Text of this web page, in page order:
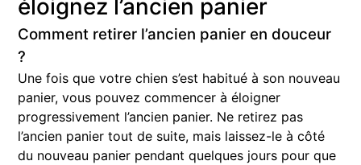
éloignez l’ancien panier
Comment retirer l’ancien panier en douceur
?
Une fois que votre chien s’est habitué à son nouveau
panier, vous pouvez commencer à éloigner
progressivement l’ancien panier. Ne retirez pas
l’ancien panier tout de suite, mais laissez-le à côté
du nouveau panier pendant quelques jours pour que